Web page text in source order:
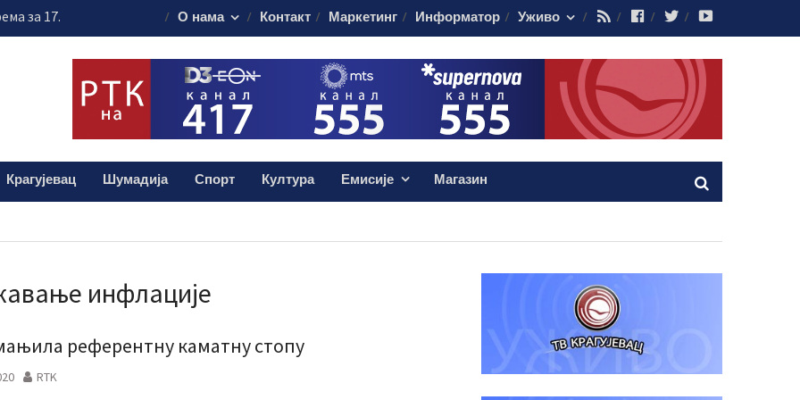
за 17.
почиње
на Ђачком
О нама Контакт Маркетинг Информатор Уживо RSS FacebookTwitter
Крагујевац Шумадија Спорт Култура Емисије Магазин
инфлације
референтну каматну стопу
RTK